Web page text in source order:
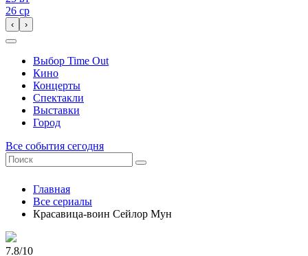
26 ср
‹ ›
Выбор Time Out
Кино
Концерты
Спектакли
Выставки
Город
Все события сегодня
Главная
Все сериалы
Красавица-воин Сейлор Мун
7.8/10